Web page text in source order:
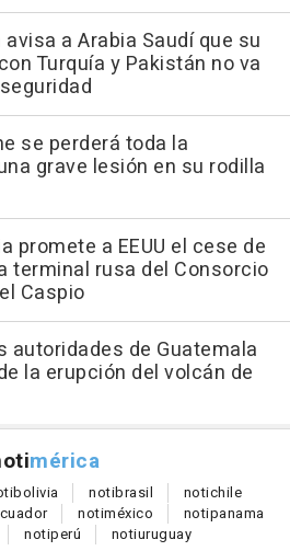
avisa a Arabia Saudí que su
Turquía y Pakistán no va
se perderá toda la
grave lesión en su rodilla
promete a EEUU el cese de
terminal rusa del Consorcio
Caspio
autoridades de Guatemala
la erupción del volcán de
mérica
bolivia notibrasil notichile
notiméxico notipanama
notiperú notiuruguay